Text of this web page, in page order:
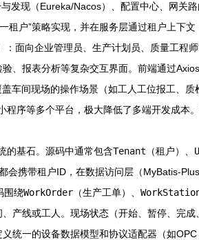
发现（Eureka/Nacos）、配置中心、网
租户”策略实现，并在服务层通过租户上下文
：面向企业管理员、生产计划员、质量工程
、报表分析等复杂交互界面。前端通过
盖车间现场的操作场景（如工人工位报工、
序等多个平台，极大降低了多端开发成本
的基石。源码中通常包含Tenant （租户）、
会携带租户ID，在数据访问层（MyBatis-
围绕WorkOrder （生产工单）、
产线或工人。现场状态（开始、暂停、完
义统一的设备数据模型和协议适配器（如